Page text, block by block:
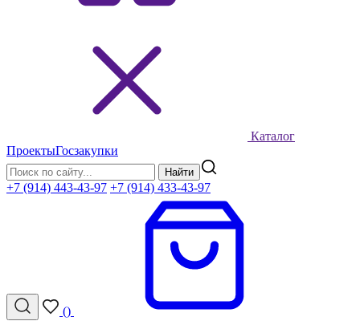
Каталог
ПроектыГосзакупки
Найти
+7 (914) 443-43-97 +7 (914) 433-43-97
()